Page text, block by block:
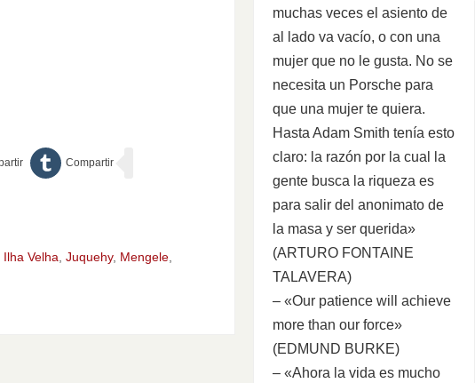
Ilha Velha, Juquehy, Mengele,
muchas veces el asiento de
al lado va vacío, o con una
mujer que no le gusta. No se
necesita un Porsche para
que una mujer te quiera.
Hasta Adam Smith tenía esto
claro: la razón por la cual la
gente busca la riqueza es
para salir del anonimato de
la masa y ser querida»
(ARTURO FONTAINE
TALAVERA)
– «Our patience will achieve
more than our force»
(EDMUND BURKE)
– «Ahora la vida es mucho